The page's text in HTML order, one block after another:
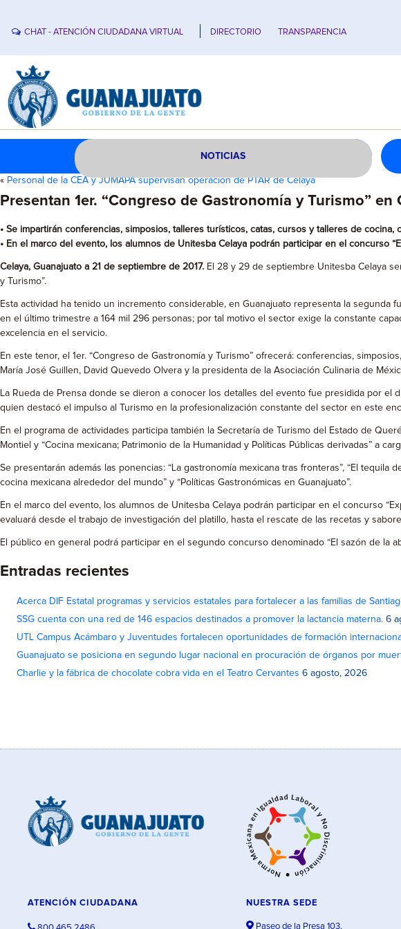
CHAT - ATENCIÓN CIUDADANA VIRTUAL DIRECTORIO TRANSPARENCIA
NOTICIAS
« Personal de la CEA y JUMAPA supervisan operación de PTAR de Celaya
Presentan 1er. “Congreso de Gastronomía y Turismo” en
• Se impartirán conferencias, simposios, talleres turísticos, catas, cursos y talleres de
• En el marco del evento, los alumnos de Unitesba Celaya podrán participar en el concurso
Celaya, Guanajuato a 21 de septiembre de 2017. El 28 y 29 de septiembre Unitesba Celaya
y Turismo”.
Esta actividad ha tenido un incremento considerable, en Guanajuato representa la
en el último trimestre a 164 mil 296 personas; por tal motivo el sector exige la constante
excelencia en el servicio.
En este tenor, el 1er. “Congreso de Gastronomía y Turismo” ofrecerá: conferencias,
María José Guillen, David Quevedo Olvera y la presidenta de la Asociación Culinaria de
La Rueda de Prensa donde se dieron a conocer los detalles del evento fue presidida por el
quien destacó el impulso al Turismo en la profesionalización constante del sector en este
En el programa de actividades participa también la Secretaría de Turismo del Estado de
Montiel y “Cocina mexicana; Patrimonio de la Humanidad y Políticas Públicas derivadas” a
Se presentarán además las ponencias: “La gastronomía mexicana tras fronteras”, “El tequila
cocina mexicana alrededor del mundo” y “Políticas Gastronómicas en Guanajuato”.
En el marco del evento, los alumnos de Unitesba Celaya podrán participar en el concurso
evaluará desde el trabajo de investigación del platillo, hasta el rescate de las recetas y
El público en general podrá participar en el segundo concurso denominado “El sazón de la
Entradas recientes
Acerca DIF Estatal programas y servicios estatales para fortalecer a las familias de
SSG cuenta con una red de 146 espacios destinados a promover la lactancia materna. 6
UTL Campus Acámbaro y Juventudes fortalecen oportunidades de formación
Guanajuato se posiciona en segundo lugar nacional en procuración de órganos por
Charlie y la fábrica de chocolate cobra vida en el Teatro Cervantes 6 agosto, 2026
ATENCIÓN CIUDADANA NUESTRA SEDE
Paseo de la Presa 103,